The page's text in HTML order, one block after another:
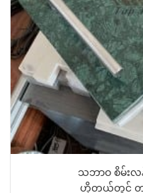
သဘာဝ စိမ်းလ
ဟိုတယ်တွင် တည်